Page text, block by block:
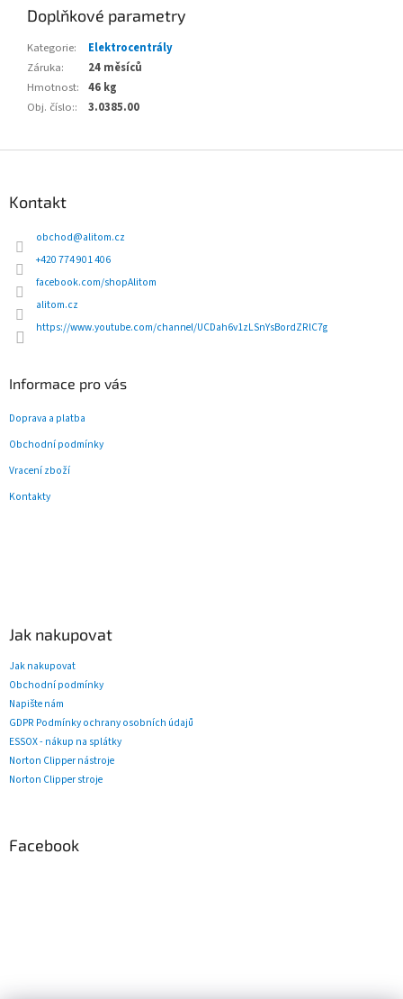
Doplňkové parametry
Kategorie:
Elektrocentrály
Záruka:
24 měsíců
Hmotnost:
46 kg
Obj. číslo:: 3.0385.00
Kontakt
obchod@alitom.cz
+420 774 901 406
facebook.com/shopAlitom
alitom.cz
https://www.youtube.com/channel/UCDah6v1zLSnYsBordZRlC7g
Informace pro vás
Doprava a platba
Obchodní podmínky
Vracení zboží
Kontakty
Jak nakupovat
Jak nakupovat
Obchodní podmínky
Napište nám
GDPR Podmínky ochrany osobních údajů
ESSOX - nákup na splátky
Norton Clipper nástroje
Norton Clipper stroje
Facebook